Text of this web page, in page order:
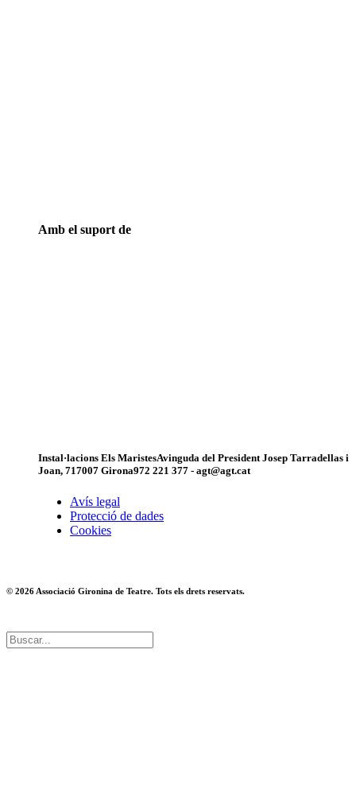
Amb el suport de
Instal·lacions Els MaristesAvinguda del President Josep Tarradellas i
Joan, 717007 Girona972 221 377 - agt@agt.cat
Avís legal
Protecció de dades
Cookies
© 2026 Associació Gironina de Teatre. Tots els drets reservats.